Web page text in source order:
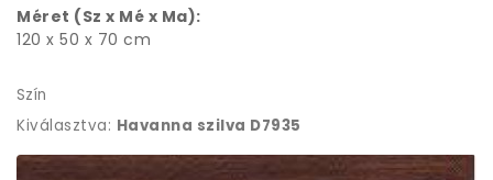
Méret (Sz x Mé x Ma):
120 x 50 x 70 cm
Szín
Kiválasztva: Havanna szilva D7935